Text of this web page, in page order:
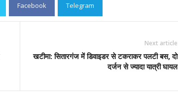
Facebook Telegram
Next article
खटीमा: सितारगंज में डिवाइडर से टकराकर पलटी बस, दो
दर्जन से ज्यादा यात्री घायल